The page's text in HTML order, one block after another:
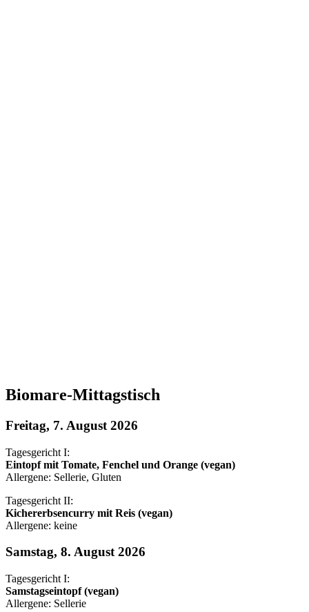
Biomare-Mittagstisch
Freitag, 7. August 2026
Tagesgericht I:
Eintopf mit Tomate, Fenchel und Orange (vegan)
Allergene: Sellerie, Gluten
Tagesgericht II:
Kichererbsencurry mit Reis (vegan)
Allergene: keine
Samstag, 8. August 2026
Tagesgericht I:
Samstagseintopf (vegan)
Allergene: Sellerie